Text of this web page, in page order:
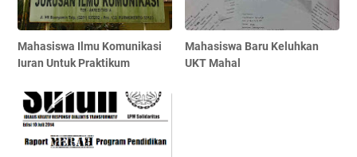
Mahasiswa Ilmu Komunikasi
Iuran Untuk Praktikum
Mahasiswa Baru Keluhkan
UKT Mahal